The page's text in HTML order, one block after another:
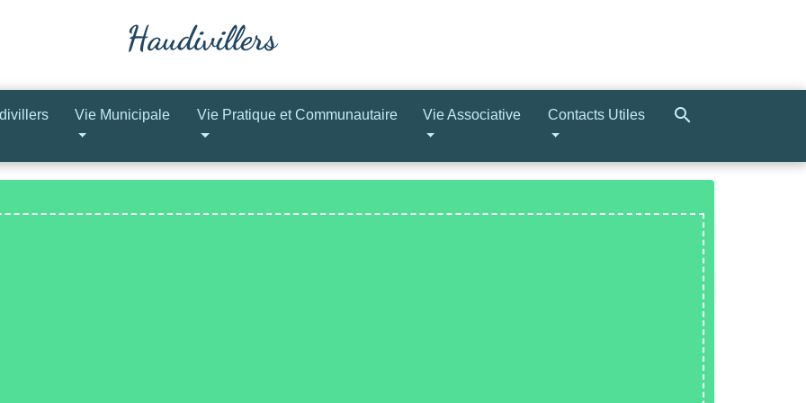
Vie Municipale Vie Pratique et Communautaire Vie Associative Contacts Utiles search